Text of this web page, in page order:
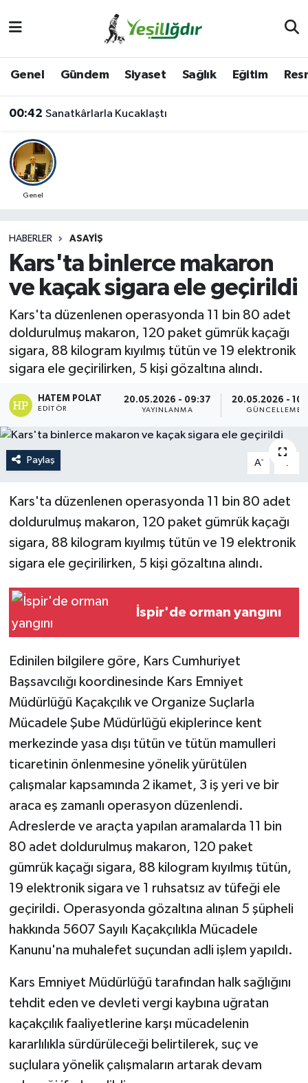
Genel Gündem Siyaset Sağlık Eğitim
00:42 Sanatkârlarla Kucaklaştı
Genel
HABERLER ASAYIŞ
Kars'ta binlerce makaron
ve kaçak sigara ele geçirildi
Kars'ta düzenlenen operasyonda 11 bin 80 adet
doldurulmuş makaron, 120 paket gümrük kaçağı
sigara, 88 kilogram kıyılmış tütün ve 19 elektronik
sigara ele geçirilirken, 5 kişi gözaltına alındı.
HATEM POLAT
EDITÖR
20.05.2026 - 09:37
YAYINLANMA
20.05.2026 -
GÜNCELLEME
Paylaş A- A
Kars'ta düzenlenen operasyonda 11 bin 80 adet
doldurulmuş makaron, 120 paket gümrük kaçağı
sigara, 88 kilogram kıyılmış tütün ve 19 elektronik
sigara ele geçirilirken, 5 kişi gözaltına alındı.
İspir'de orman yangını
Edinilen bilgilere göre, Kars Cumhuriyet
Başsavcılığı koordinesinde Kars Emniyet
Müdürlüğü Kaçakçılık ve Organize Suçlarla
Mücadele Şube Müdürlüğü ekiplerince kent
merkezinde yasa dışı tütün ve tütün mamulleri
ticaretinin önlenmesine yönelik yürütülen
çalışmalar kapsamında 2 ikamet, 3 iş yeri ve bir
araca eş zamanlı operasyon düzenlendi.
Adreslerde ve araçta yapılan aramalarda 11 bin
80 adet doldurulmuş makaron, 120 paket
gümrük kaçağı sigara, 88 kilogram kıyılmış tütün,
19 elektronik sigara ve 1 ruhsatsız av tüfeği ele
geçirildi. Operasyonda gözaltına alınan 5 şüpheli
hakkında 5607 Sayılı Kaçakçılıkla Mücadele
Kanunu'na muhalefet suçundan adli işlem yapıldı.
Kars Emniyet Müdürlüğü tarafından halk sağlığını
tehdit eden ve devleti vergi kaybına uğratan
kaçakçılık faaliyetlerine karşı mücadelenin
kararlılıkla sürdürüleceği belirtilerek, suç ve
suçlulara yönelik çalışmaların artarak devam
Iğdır Trafik Yoğunluk Haritası
Süper Lig Puan Durumu ve Fikstür
Son Dakika Haberleri
Haber Arşivi